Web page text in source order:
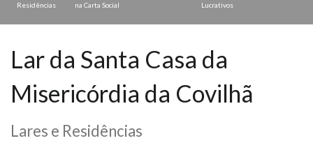
Residências
na Carta Social
Lucrativos
Lar da Santa Casa da
Misericórdia da Covilhã
Lares e Residências